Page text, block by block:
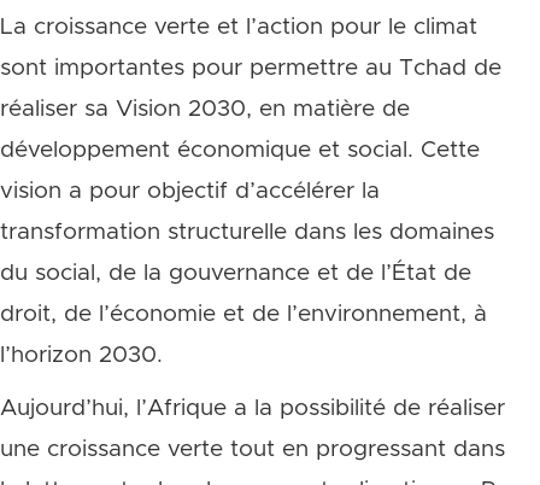
La croissance verte et l’action pour le climat
sont importantes pour permettre au Tchad de
réaliser sa Vision 2030, en matière de
développement économique et social. Cette
vision a pour objectif d’accélérer la
transformation structurelle dans les domaines
du social, de la gouvernance et de l’État de
droit, de l’économie et de l’environnement, à
l’horizon 2030.
Aujourd’hui, l’Afrique a la possibilité de réaliser
une croissance verte tout en progressant dans